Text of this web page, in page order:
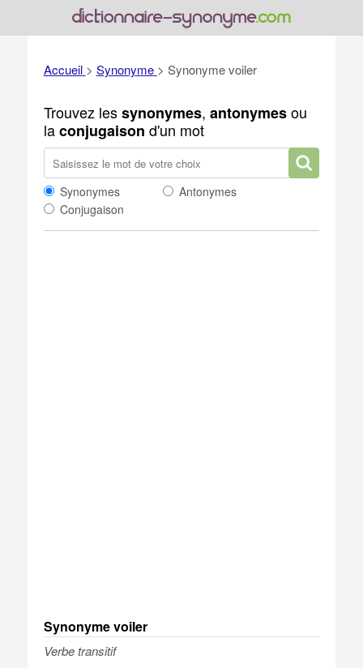
Accueil > Synonyme > Synonyme voiler
Trouvez lessynonymes, antonymesou
laconjugaison d'un mot
Synonymes
Antonymes
Conjugaison
Synonyme voiler
Verbe transitif